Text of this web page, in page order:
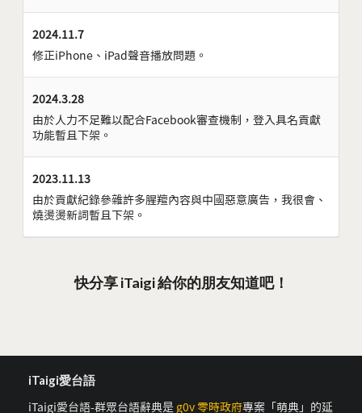
2024.11.7
修正iPhone、iPad聲音播放問題。
2024.3.28
由於人力不足難以配合Facebook審查機制，登入具名貢獻
功能暫且下架。
2023.11.13
由於貢獻紀錄參雜許多腥羶內容與中國惡意廣告，我很會、
燒燙燙新詞暫且下架。
快分享 iTaigi 給你的朋友知道吧！
iTaigi愛台語
iTaigi愛台語-群眾台語辭典是 g0v 零時政府專案「萌典」的延